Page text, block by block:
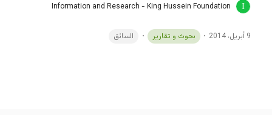
Information and Research - King Hussein Foundation
9 أبريل، 2014 بحوث و تقارير السائق